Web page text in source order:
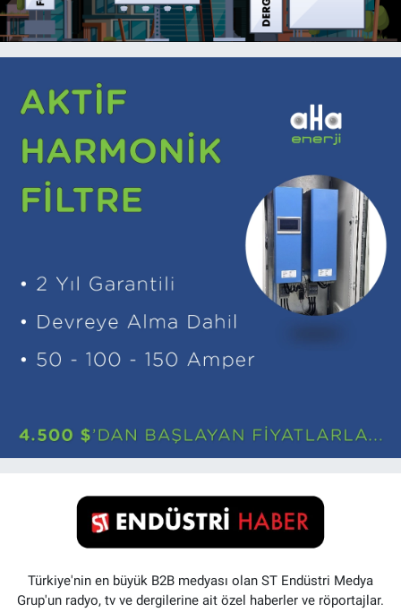
Türkiye'nin en büyük B2B medyası olan ST Endüstri Medya
Grup'un radyo, tv ve dergilerine ait özel haberler ve röportajlar.